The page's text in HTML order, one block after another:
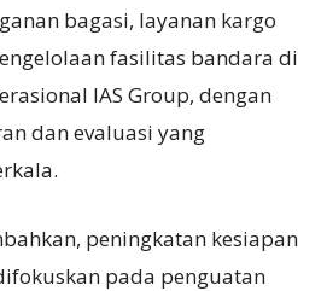
bagasi, layanan kargo
fasilitas bandara di
IAS Group, dengan
dan evaluasi yang
peningkatan kesiapan
pada penguatan